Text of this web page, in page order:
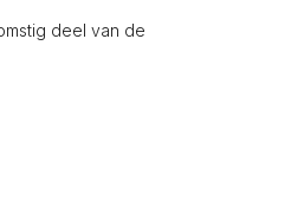
deel van de